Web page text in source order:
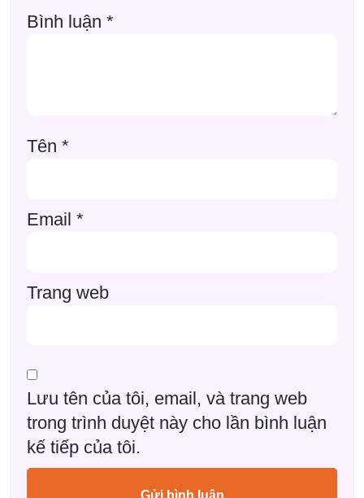
Bình luận *
Tên *
Email *
Trang web
Lưu tên của tôi, email, và trang web
trong trình duyệt này cho lần bình luận
kế tiếp của tôi.